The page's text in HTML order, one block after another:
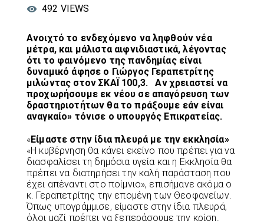
492 VIEWS
Ανοιχτό το ενδεχόμενο να ληφθούν νέα
μέτρα, και μάλιστα αιφνιδιαστικά, λέγοντας
ότι το φαινόμενο της πανδημίας είναι
δυναμικό άφησε ο Γιώργος Γεραπετρίτης
μιλώντας στον ΣΚΑΪ 100,3. Αν χρειαστεί να
προχωρήσουμε εκ νέου σε απαγόρευση των
δραστηριοτήτων θα το πράξουμε εάν είναι
αναγκαίο» τόνισε ο υπουργός Επικρατείας.
«Είμαστε στην ίδια πλευρά με την εκκλησία»
«Η κυβέρνηση θα κάνει εκείνο που πρέπει για να
διασφαλίσει τη δημόσια υγεία και η Εκκλησία θα
πρέπει να διατηρήσει την καλή παράσταση που
έχει απέναντι στο ποίμνιο», επισήμανε ακόμα ο
κ. Γεραπετρίτης την επομένη των Θεοφανείων.
Όπως υπογράμμισε, είμαστε στην ίδια πλευρά,
όλοι μαζί πρέπει να ξεπεράσουμε την κρίση.